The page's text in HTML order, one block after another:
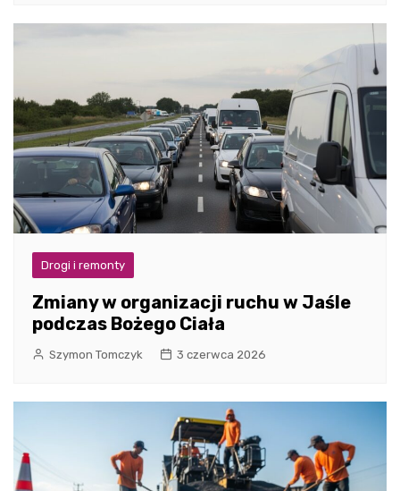
Drogi i remonty
Zmiany w organizacji ruchu w Jaśle
podczas Bożego Ciała
Szymon Tomczyk 3 czerwca 2026